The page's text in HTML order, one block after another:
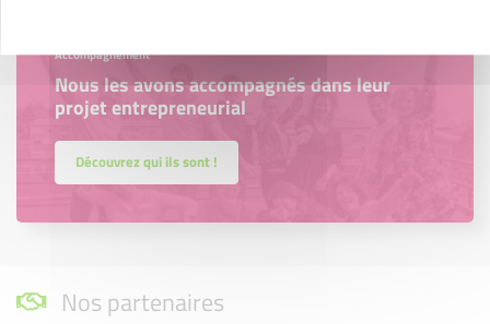
Accompagnement
Nous les avons accompagnés dans leur
projet entrepreneurial
Découvrez qui ils sont !
Nos partenaires